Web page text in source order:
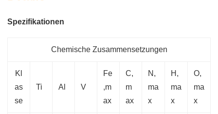
Spezifikationen
Chemische Zusammensetzungen
Kl
as
se
Ti Al V
Fe
,m
ax
C,
m
ax
N,
ma
x
H,
ma
x
O,
ma
x